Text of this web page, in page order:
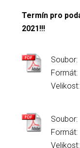
Termín pro
2021!!!
Soubor:
Formát:
Velikost:
Soubor:
Formát:
Velikost: